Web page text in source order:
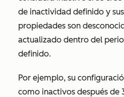
de inactividad definido y
propiedades son
actualizado dentro del
definido.
Por ejemplo, su
como inactivos después de